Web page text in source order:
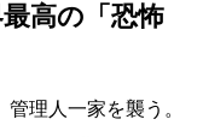
高の「恐怖
理人一家を襲う。